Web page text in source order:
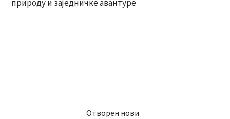
природу и заједничке авантуре
Отворен нови